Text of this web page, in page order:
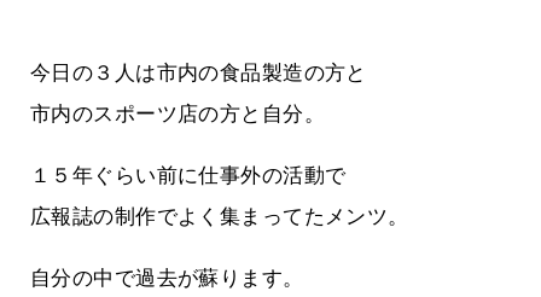
今日の３人は市内の食品製造の方と
市内のスポーツ店の方と自分。
１５年ぐらい前に仕事外の活動で
広報誌の制作でよく集まってたメンツ。
自分の中で過去が蘇ります。